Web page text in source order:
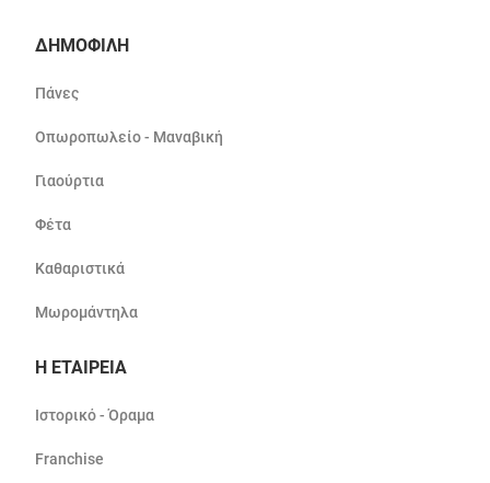
ΔΗΜΟΦΙΛΗ
Πάνες
Οπωροπωλείο - Μαναβική
Γιαούρτια
Φέτα
Καθαριστικά
Μωρομάντηλα
Η ΕΤΑΙΡΕΙΑ
Ιστορικό - Όραμα
Franchise